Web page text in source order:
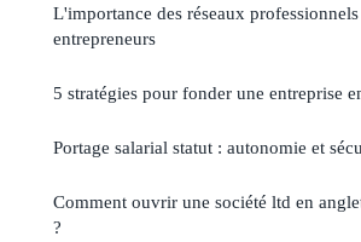
L'importance des réseaux
entrepreneurs
5 stratégies pour fonder une entreprise
Portage salarial statut : autonomie et
Comment ouvrir une société ltd en
?